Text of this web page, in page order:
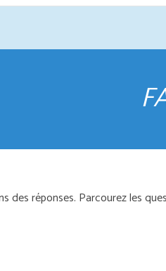
des réponses. Parcourez les